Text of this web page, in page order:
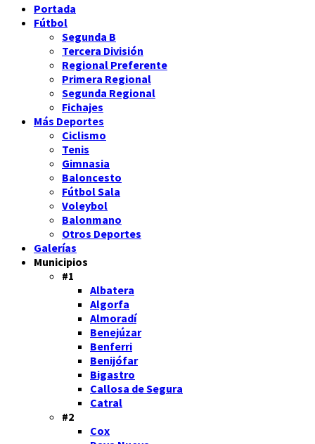
Portada
Fútbol
Segunda B
Tercera División
Regional Preferente
Primera Regional
Segunda Regional
Fichajes
Más Deportes
Ciclismo
Tenis
Gimnasia
Baloncesto
Fútbol Sala
Voleybol
Balonmano
Otros Deportes
Galerías
Municipios
#1
Albatera
Algorfa
Almoradí
Benejúzar
Benferri
Benijófar
Bigastro
Callosa de Segura
Catral
#2
Cox